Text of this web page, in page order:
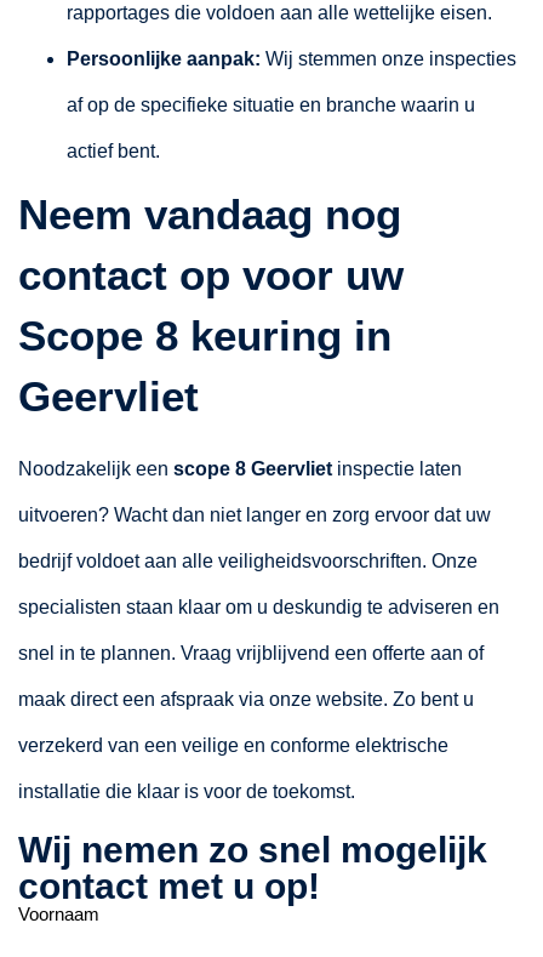
rapportages die voldoen aan alle wettelijke eisen.
Persoonlijke aanpak: Wij stemmen onze inspecties
af op de specifieke situatie en branche waarin u
actief bent.
Neem vandaag nog
contact op voor uw
Scope 8 keuring in
Geervliet
Noodzakelijk een scope 8 Geervliet inspectie laten
uitvoeren? Wacht dan niet langer en zorg ervoor dat uw
bedrijf voldoet aan alle veiligheidsvoorschriften. Onze
specialisten staan klaar om u deskundig te adviseren en
snel in te plannen. Vraag vrijblijvend een offerte aan of
maak direct een afspraak via onze website. Zo bent u
verzekerd van een veilige en conforme elektrische
installatie die klaar is voor de toekomst.
Wij nemen zo snel mogelijk
contact met u op!
Voornaam